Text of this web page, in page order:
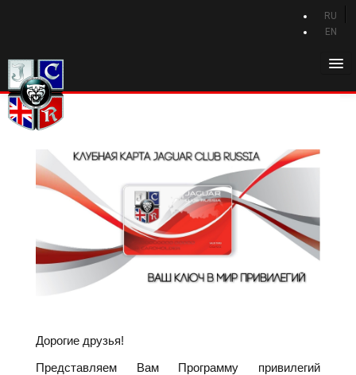
RU
EN
Главная
Каталог Jaguar
Новости Jaguar
Клуб
Программа привилегий
Дорогие друзья!
Представляем Вам Программу привилегий